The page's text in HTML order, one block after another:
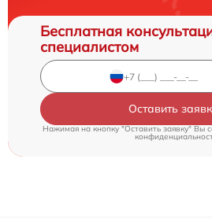
Бесплатная
специалистом
Оставить
Нажимая на кнопку "Оставить заявку" Вы